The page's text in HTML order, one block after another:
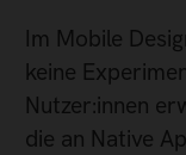
Im Mobile
keine
Nutzer:innen
die an Native